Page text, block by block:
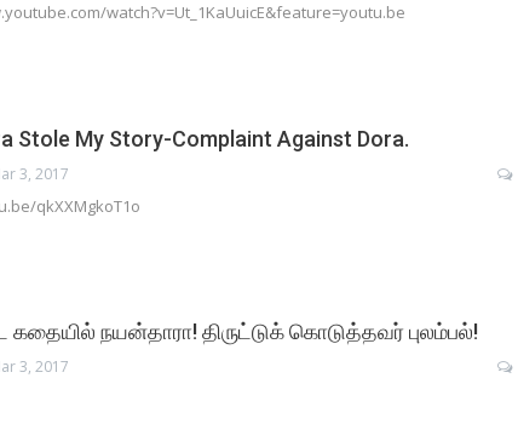
watch?v=Ut_1KaUuicE&feature=youtu.be
Stole My Story-Complaint Against Dora.
3, 2017
qkXXMgkoT1o
கதையில் நயன்தாரா! திருட்டுக் கொடுத்தவர் புலம்பல்!
3, 2017